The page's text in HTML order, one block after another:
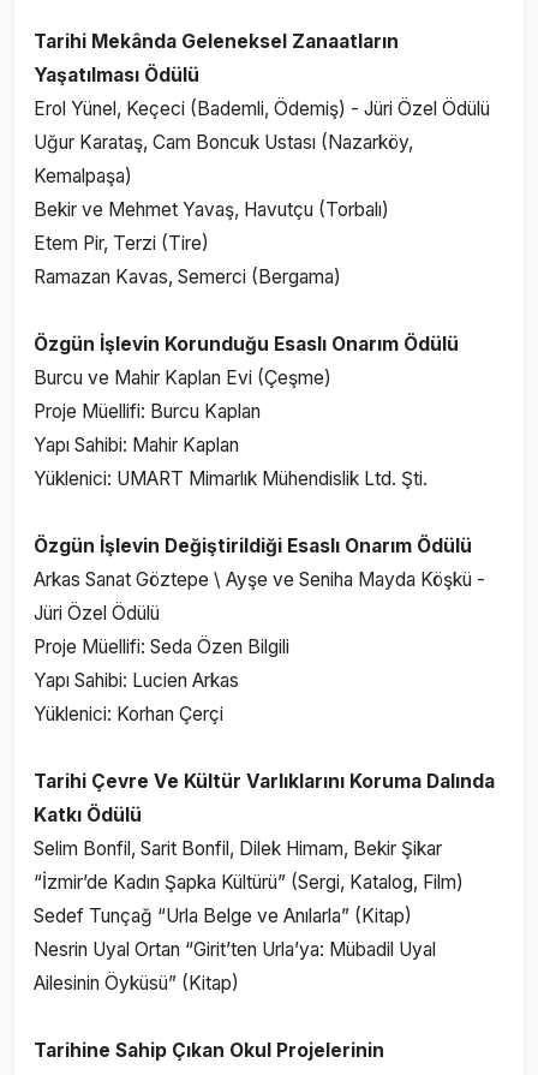
Tarihi Mekânda Geleneksel Zanaatların
Yaşatılması Ödülü
Erol Yünel, Keçeci (Bademli, Ödemiş) - Jüri Özel Ödülü
Uğur Karataş, Cam Boncuk Ustası (Nazarköy,
Kemalpaşa)
Bekir ve Mehmet Yavaş, Havutçu (Torbalı)
Etem Pir, Terzi (Tire)
Ramazan Kavas, Semerci (Bergama)
Özgün İşlevin Korunduğu Esaslı Onarım Ödülü​
Burcu ve Mahir Kaplan Evi (Çeşme)
Proje Müellifi: Burcu Kaplan
Yapı Sahibi: Mahir Kaplan
Yüklenici: UMART Mimarlık Mühendislik Ltd. Şti.
Özgün İşlevin Değiştirildiği Esaslı Onarım Ödülü​
Arkas Sanat Göztepe \ Ayşe ve Seniha Mayda Köşkü -
Jüri Özel Ödülü
Proje Müellifi: Seda Özen Bilgili
Yapı Sahibi: Lucien Arkas
Yüklenici: Korhan Çerçi
Tarihi Çevre Ve Kültür Varlıklarını Koruma Dalında
Katkı Ödülü
Selim Bonfil, Sarit Bonfil, Dilek Himam, Bekir Şikar
“İzmir’de Kadın Şapka Kültürü” (Sergi, Katalog, Film)
Sedef Tunçağ “Urla Belge ve Anılarla” (Kitap)
Nesrin Uyal Ortan “Girit’ten Urla’ya: Mübadil Uyal
Ailesinin Öyküsü” (Kitap)
Tarihine Sahip Çıkan Okul Projelerinin